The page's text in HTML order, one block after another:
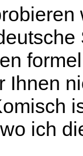
Ihnen
ich